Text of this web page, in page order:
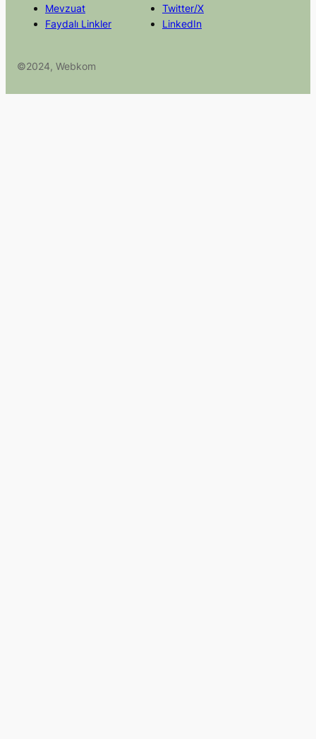
Mevzuat
Faydalı Linkler
Twitter/X
LinkedIn
©2024, Webkom